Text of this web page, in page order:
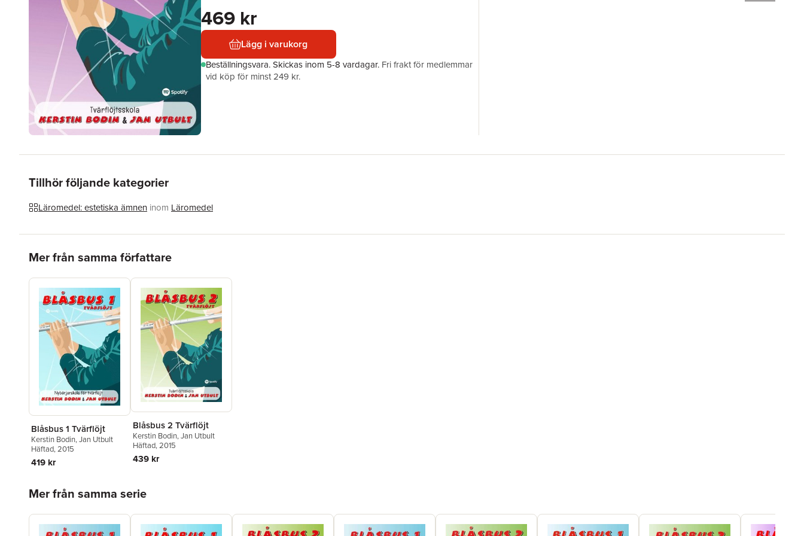
469 kr
Lägg i varukorg
Beställningsvara.Skickas inom 5-8 vardagar. Fri frakt för medlemmar
vid köp för minst 249 kr.
Tillhör följande kategorier
Läromedel: estetiska ämnen inom Läromedel
Mer från samma författare
Blåsbus 1 Tvärflöjt
Kerstin Bodin,Jan Utbult
Häftad, 2015
419 kr
Blåsbus 2 Tvärflöjt
Kerstin Bodin,Jan Utbult
Häftad, 2015
439 kr
Mer från samma serie